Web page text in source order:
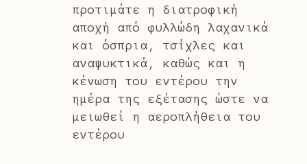
προτιμάτε η διατροφική
αποχή από φυλλώδη λαχανικά
και όσπρια, τσίχλες και
αναψυκτικά, καθώς και η
κένωση του εντέρου την
ημέρα της εξέτασης ώστε να
μειωθεί η αεροπλήθεια του
εντέρου